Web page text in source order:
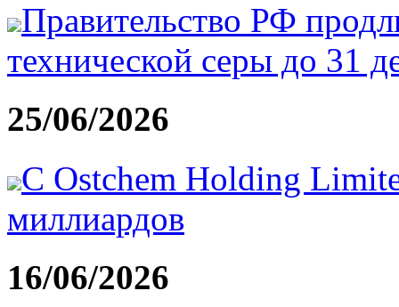
Правительство РФ
технической серы до 31
25/06/2026
С Ostchem Holding
миллиардов
16/06/2026